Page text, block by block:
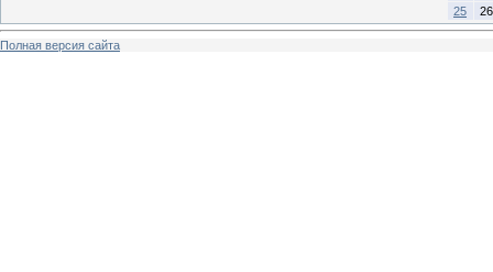
25
26
Полная версия сайта